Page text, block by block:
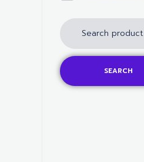
SEARCH